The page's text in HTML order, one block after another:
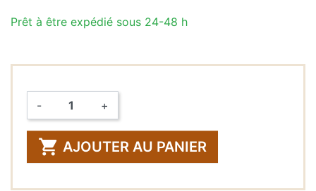
Prêt à être expédié sous 24-48 h
Quantité
- +
 AJOUTER AU PANIER